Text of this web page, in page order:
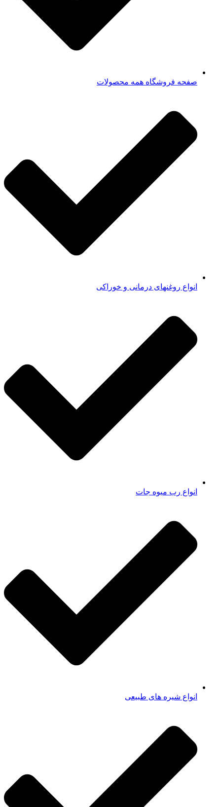
صفحه فروشگاه همه محصولات​
انواع روغنهای درمانی و خوراکی
انواع رب میوه جات
انواع شیره های طبیعی